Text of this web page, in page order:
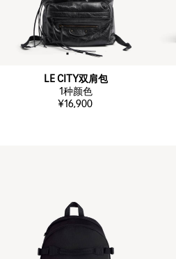
LE CITY双肩包
1种颜色
¥16,900